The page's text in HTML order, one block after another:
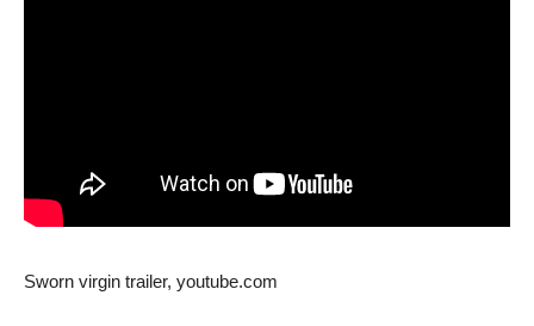
Sworn virgin trailer, youtube.com